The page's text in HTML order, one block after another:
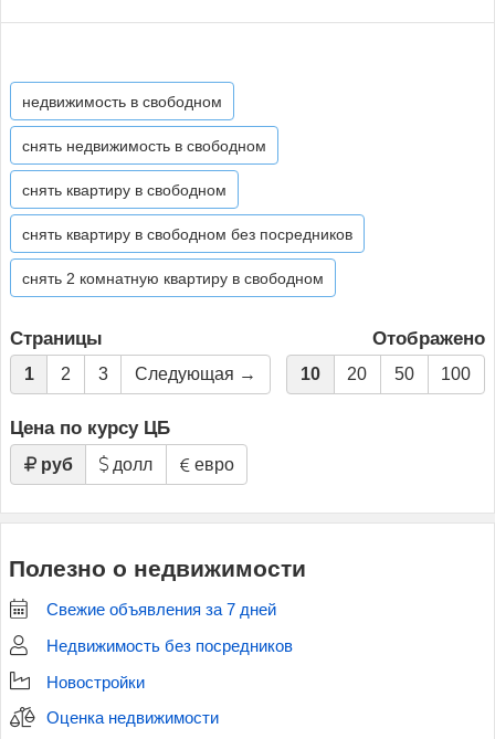
недвижимость в свободном
снять недвижимость в свободном
снять квартиру в свободном
снять квартиру в свободном без посредников
снять 2 комнатную квартиру в свободном
Страницы
1 2 3 Следующая →
Отображено
10 20 50 100
Цена по курсу ЦБ
руб долл евро
Полезно о недвижимости
Свежие объявления за 7 дней
Недвижимость без посредников
Новостройки
Оценка недвижимости